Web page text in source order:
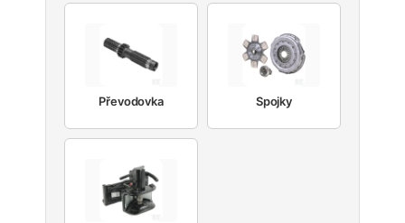
Převodovka Spojky